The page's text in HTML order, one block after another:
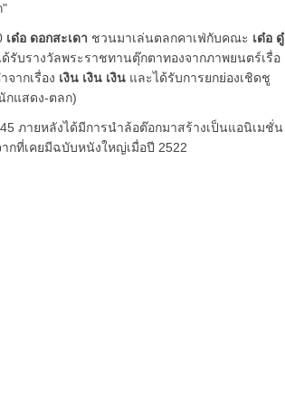
"
เด๋อ ดอกสะเดา ชวนมาเล่นตลกคาเฟ่กับคณะ เด๋อ ดู๋
รับรางวัลพระราชทานตุ๊กตาทองจากภาพยนตร์เรื่อ
ากเรื่อง เงิน เงิน เงิน และได้รับการยกย่องเชิดชู
กแสดง-ตลก)
ภายหลังได้มีการนำล้อต๊อกมาสร้างเป็นแอนิเมชั่น
กที่เคยมีฉบับหนังใหญ่เมื่อปี 2522